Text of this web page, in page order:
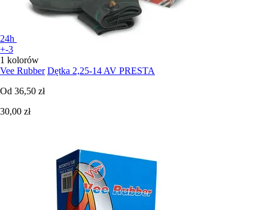
24h
+-3
1 kolorów
Vee Rubber Dętka 2,25-14 AV PRESTA
Od 36,50 zł
30,00 zł